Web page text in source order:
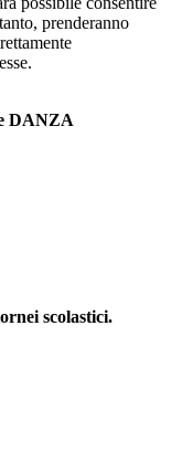
prenderanno
DANZA
scolastici.